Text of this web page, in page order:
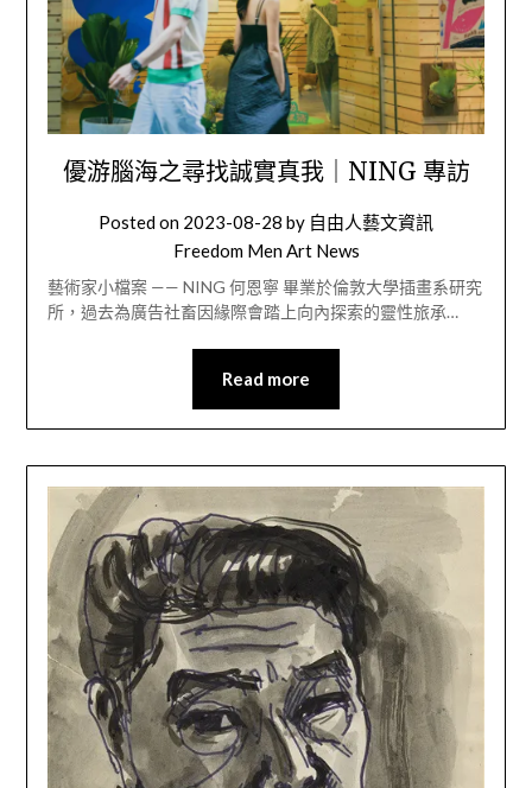
優游腦海之尋找誠實真我｜NING 專訪
Posted on 2023-08-28 by 自由人藝文資訊
Freedom Men Art News
藝術家小檔案 —— NING 何恩寧 畢業於倫敦大學插畫系研究
所，過去為廣告社畜因緣際會踏上向內探索的靈性旅承…
Read more